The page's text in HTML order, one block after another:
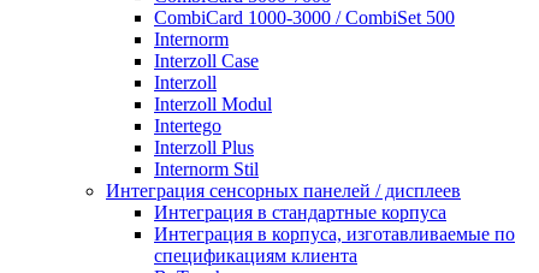
CombiCard 1000-3000 / CombiSet 500
Internorm
Interzoll Case
Interzoll
Interzoll Modul
Intertego
Interzoll Plus
Internorm Stil
Интеграция сенсорных панелей / дисплеев
Интеграция в стандартные корпуса
Интеграция в корпуса, изготавливаемые по
спецификациям клиента